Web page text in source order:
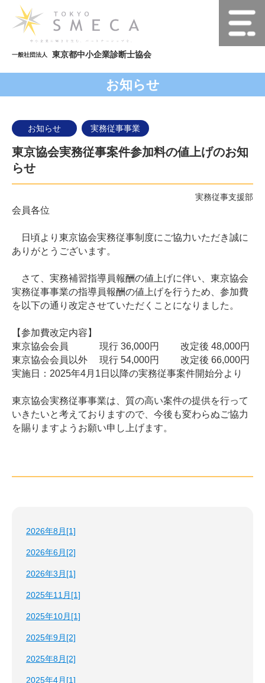
一般社団法人 東京都中小企業診断士協会
お知らせ
お知らせ 実務従事事業
東京協会実務従事案件参加料の値上げのお知
らせ
実務従事支援部
会員各位
日頃より東京協会実務従事制度にご協力いただき誠に
ありがとうございます。
さて、実務補習指導員報酬の値上げに伴い、東京協会
実務従事事業の指導員報酬の値上げを行うため、参加費
を以下の通り改定させていただくことになりました。
【参加費改定内容】
東京協会会員 現行 36,000円 改定後 48,000円
東京協会会員以外 現行 54,000円 改定後 66,000円
実施日：2025年4月1日以降の実務従事案件開始分より
東京協会実務従事事業は、質の高い案件の提供を行って
いきたいと考えておりますので、今後も変わらぬご協力
を賜りますようお願い申し上げます。
2026年8月[1]
2026年6月[2]
2026年3月[1]
2025年11月[1]
2025年10月[1]
2025年9月[2]
2025年8月[2]
2025年4月[1]